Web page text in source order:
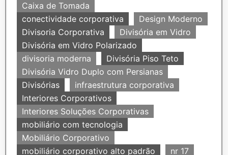
Caixa de Tomada
conectividade corporativa
Design Moderno
Divisoria Corporativa
Divisória em Vidro
Divisória em Vidro Polarizado
divisoria moderna
Divisória Piso Teto
Divisória Vidro Duplo com Persianas
Divisórias
infraestrutura corporativa
Interiores Corporativos
Interiores Soluções Corporativas
mobiliário com tecnologia
Mobiliário Corporativo
mobiliário corporativo alto padrão
nr 17